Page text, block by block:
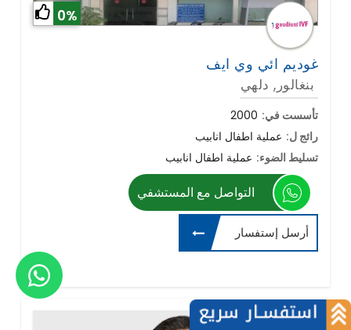
0%
غوديم ائي وي ايف
بنغالور, دلهي
تأسست في: 2000
رائج ل: عملية اطفال انابيب
تسليط الضوء: عملية اطفال انابيب
التواصل مع المستشفي
أرسل إستفسار